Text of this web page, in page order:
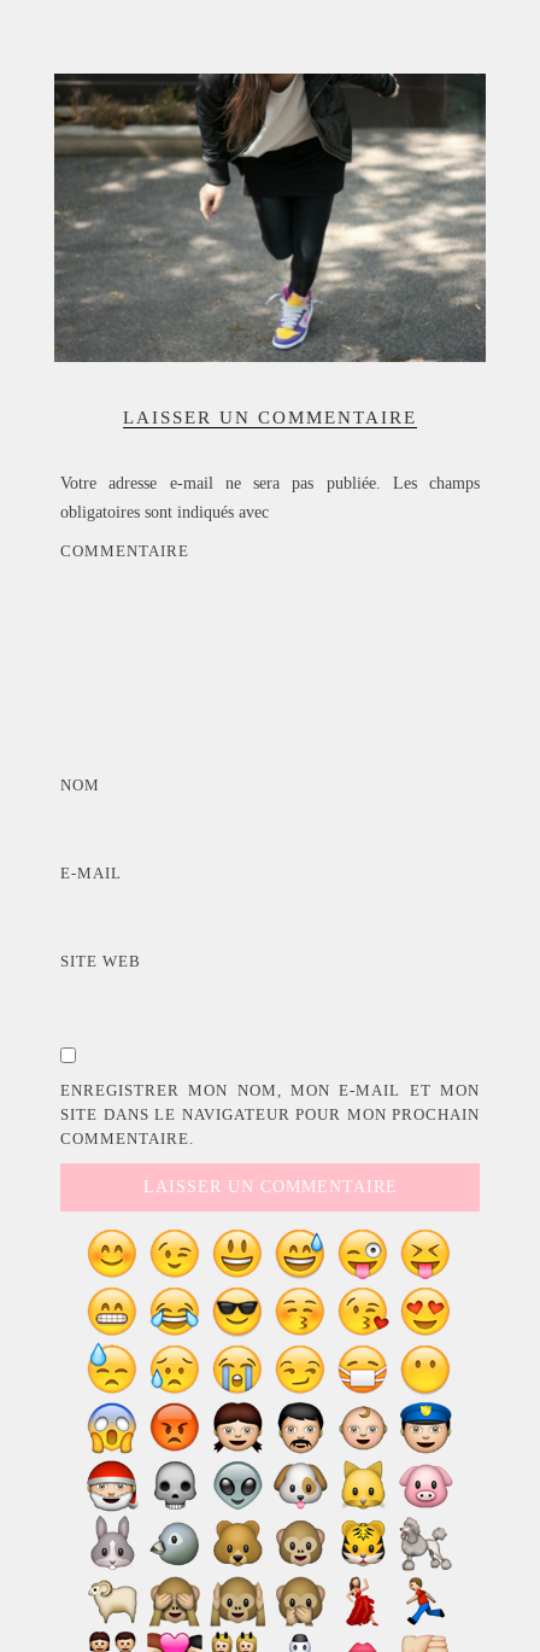
VOYAGES
LOOKBOOK
RECHERCHE
ARCHIVES
LAISSER UN COMMENTAIRE
Votre adresse e-mail ne sera pas publiée.
Les champs
obligatoires sont indiqués avec
COMMENTAIRE
NOM
E-MAIL
SITE WEB
ENREGISTRER MON NOM, MON E-MAIL ET MON
SITE DANS LE NAVIGATEUR POUR MON PROCHAIN
COMMENTAIRE.